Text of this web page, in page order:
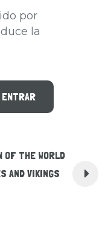
por
la
OF THE WORLD
AND VIKINGS